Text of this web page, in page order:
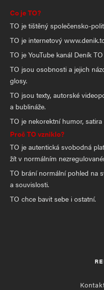
Co je TO?
TO je tištěný společensko-
TO je internetový
TO je YouTube kanál Deník
TO jsou osobnosti a jejich
glosy.
TO jsou texty, autorské
a bublináže.
TO je nekorektní humor, satira
Proč TO vzniklo?
TO je autentická svobodná
žít v normálním
TO brání normální pohled na
a souvislosti.
TO chce bavit sebe i ostatní.